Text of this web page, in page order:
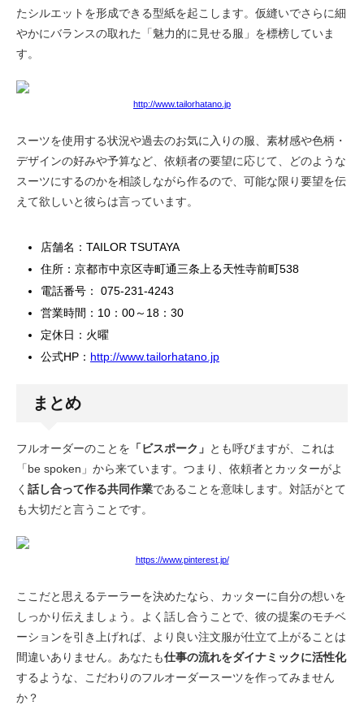
たシルエットを形成できる型紙を起こします。仮縫いでさらに細
やかにバランスの取れた「魅力的に見せる服」を標榜していま
す。
http://www.tailorhatano.jp
スーツを使用する状況や過去のお気に入りの服、素材感や色柄・
デザインの好みや予算など、依頼者の要望に応じて、どのような
スーツにするのかを相談しながら作るので、可能な限り要望を伝
えて欲しいと彼らは言っています。
店舗名：TAILOR TSUTAYA
住所：京都市中京区寺町通三条上る天性寺前町538
電話番号： 075-231-4243
営業時間：10：00～18：30
定休日：火曜
公式HP： http://www.tailorhatano.jp
まとめ
フルオーダーのことを 「ビスポーク」 とも呼びますが、これは
「be spoken」から来ています。つまり、依頼者とカッターがよ
く 話し合って作る共同作業であることを意味します。対話がとて
も大切だと言うことです。
https://www.pinterest.jp/
ここだと思えるテーラーを決めたなら、カッターに自分の想いを
しっかり伝えましょう。よく話し合うことで、彼の提案のモチベ
ーションを引き上げれば、より良い注文服が仕立て上がることは
間違いありません。あなたも仕事の流れをダイナミックに活性化
するような、こだわりのフルオーダースーツを作ってみません
か？